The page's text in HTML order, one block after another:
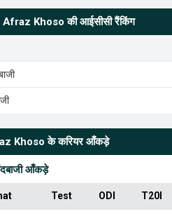
Afraz Khoso की आईसीसी रैंकिंग
Khoso के करियर आँकड़े
आँकड़े
Test ODI T20I